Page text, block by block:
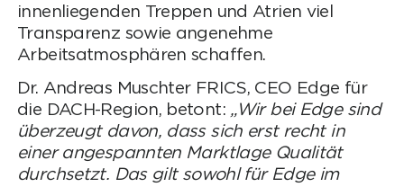
innenliegenden Treppen und Atrien viel
Transparenz sowie angenehme
Arbeitsatmosphären schaffen.
Dr. Andreas Muschter FRICS, CEO Edge für
die DACH-Region, betont: „Wir bei Edge sind
überzeugt davon, dass sich erst recht in
einer angespannten Marktlage Qualität
durchsetzt. Das gilt sowohl für Edge im